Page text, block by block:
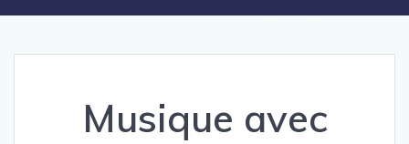
Musique avec